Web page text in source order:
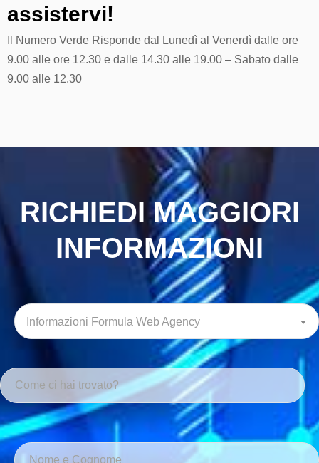
assistervi!
Il Numero Verde Risponde dal Lunedì al Venerdì dalle ore
9.00 alle ore 12.30 e dalle 14.30 alle 19.00 – Sabato dalle
9.00 alle 12.30
RICHIEDI MAGGIORI
INFORMAZIONI
Informazioni Formula Web Agency